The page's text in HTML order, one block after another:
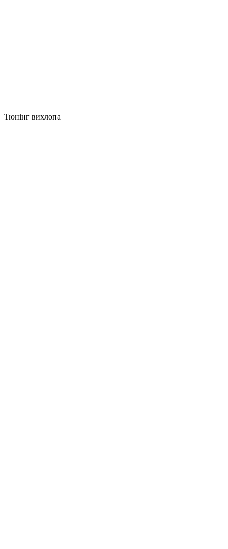
Тюнінг вихлопа